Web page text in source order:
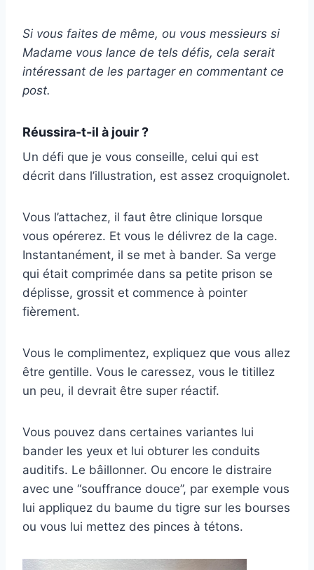
Si vous faites de même, ou vous messieurs si
Madame vous lance de tels défis, cela serait
intéressant de les partager en commentant ce
post.
Réussira-t-il à jouir ?
Un défi que je vous conseille, celui qui est
décrit dans l’illustration, est assez croquignolet.
Vous l’attachez, il faut être clinique lorsque
vous opérerez. Et vous le délivrez de la cage.
Instantanément, il se met à bander. Sa verge
qui était comprimée dans sa petite prison se
déplisse, grossit et commence à pointer
fièrement.
Vous le complimentez, expliquez que vous allez
être gentille. Vous le caressez, vous le titillez
un peu, il devrait être super réactif.
Vous pouvez dans certaines variantes lui
bander les yeux et lui obturer les conduits
auditifs. Le bâillonner. Ou encore le distraire
avec une “souffrance douce”, par exemple vous
lui appliquez du baume du tigre sur les bourses
ou vous lui mettez des pinces à tétons.